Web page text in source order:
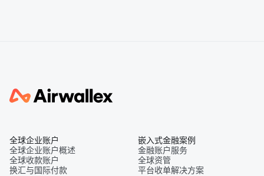
全球企业账户
全球企业账户概述
全球收款账户
换汇与国际付款
嵌入式金融案例
金融账户服务
全球资管
平台收单解决方案